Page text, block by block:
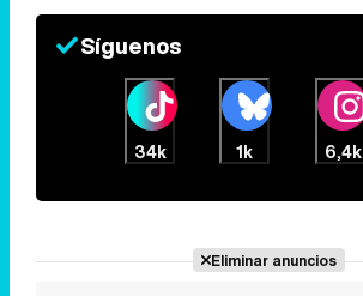
Síguenos
34k 1k 6,4k
Eliminar anuncios